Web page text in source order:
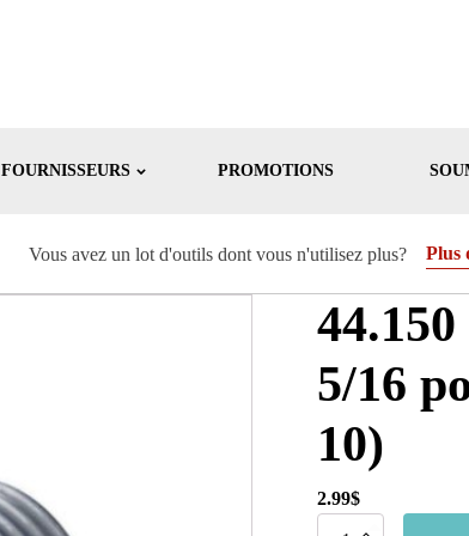
FOURNISSEURS PROMOTIONS
Vous avez un lot d'outils dont vous n'utilisez plus? Plus
5/16
10)
2.99$